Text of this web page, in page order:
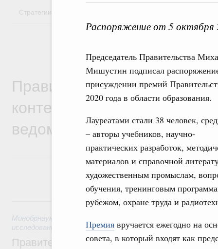
Распоряжение от 5
Председатель Правительства
Мишустин подписал
присуждении премий
2020 года в области образования.
Лауреатами стали 38 человек,
– авторы учебников, научно-
практических разработок,
материалов и справочной
художественным промыслам,
обучения, тренинговым
рубежом, охране труда и
Премия вручается ежегодно на
совета, в который входят как
Стратегии
Правительственная
контексте работы
ведомств
8 августа, суббота
Минобрнауки России
исследований и разработок
Правительство расширило перечень